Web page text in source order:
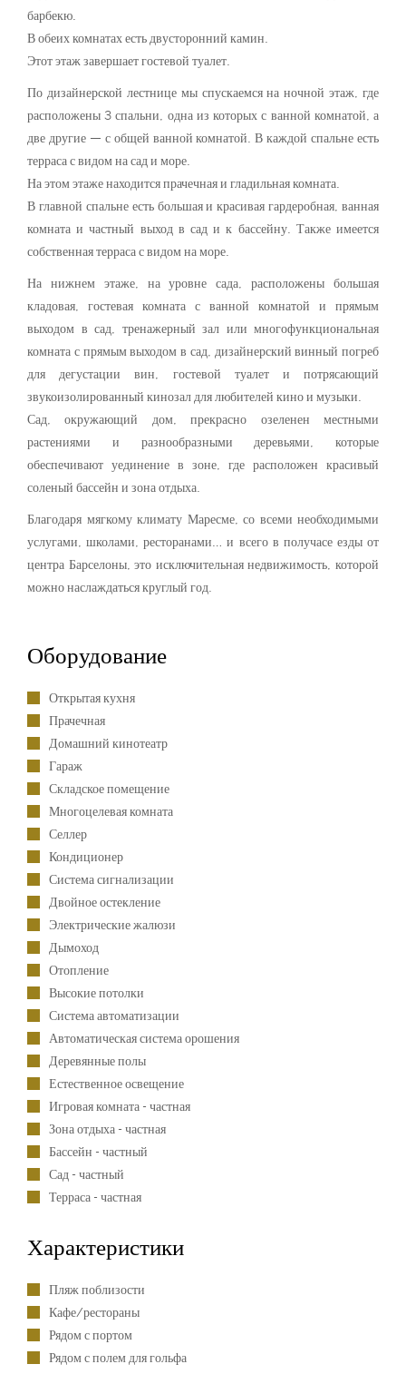
барбекю.
В обеих комнатах есть двусторонний камин.
Этот этаж завершает гостевой туалет.
По дизайнерской лестнице мы спускаемся на ночной этаж, где
расположены 3 спальни, одна из которых с ванной комнатой, а
две другие — с общей ванной комнатой. В каждой спальне есть
терраса с видом на сад и море.
На этом этаже находится прачечная и гладильная комната.
В главной спальне есть большая и красивая гардеробная, ванная
комната и частный выход в сад и к бассейну. Также имеется
собственная терраса с видом на море.
На нижнем этаже, на уровне сада, расположены большая
кладовая, гостевая комната с ванной комнатой и прямым
выходом в сад, тренажерный зал или многофункциональная
комната с прямым выходом в сад, дизайнерский винный погреб
для дегустации вин, гостевой туалет и потрясающий
звукоизолированный кинозал для любителей кино и музыки.
Сад, окружающий дом, прекрасно озеленен местными
растениями и разнообразными деревьями, которые
обеспечивают уединение в зоне, где расположен красивый
соленый бассейн и зона отдыха.
Благодаря мягкому климату Маресме, со всеми необходимыми
услугами, школами, ресторанами… и всего в получасе езды от
центра Барселоны, это исключительная недвижимость, которой
можно наслаждаться круглый год.
Оборудование
Открытая кухня
Прачечная
Домашний кинотеатр
Гараж
Складское помещение
Многоцелевая комната
Селлер
Кондиционер
Система сигнализации
Двойное остекление
Электрические жалюзи
Дымоход
Отопление
Высокие потолки
Система автоматизации
Автоматическая система орошения
Деревянные полы
Естественное освещение
Игровая комната - частная
Зона отдыха - частная
Бассейн - частный
Сад - частный
Терраса - частная
Характеристики
Пляж поблизости
Кафе/рестораны
Рядом с портом
Рядом с полем для гольфа